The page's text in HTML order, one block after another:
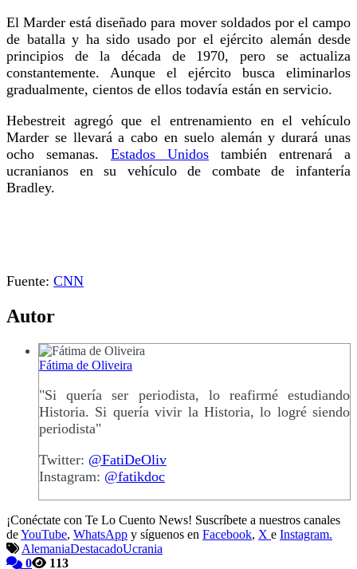
El Marder está diseñado para mover soldados por el campo
de batalla y ha sido usado por el ejército alemán desde
principios de la década de 1970, pero se actualiza
constantemente. Aunque el ejército busca eliminarlos
gradualmente, cientos de ellos todavía están en servicio.
Hebestreit agregó que el entrenamiento en el vehículo
Marder se llevará a cabo en suelo alemán y durará unas
ocho semanas. Estados Unidos también entrenará a
ucranianos en su vehículo de combate de infantería
Bradley.
Fuente: CNN
Autor
Fátima de Oliveira
"Si quería ser periodista, lo reafirmé estudiando
Historia. Si quería vivir la Historia, lo logré siendo
periodista"
Twitter: @FatiDeOliv
Instagram: @fatikdoc
¡Conéctate con Te Lo Cuento News! Suscríbete a nuestros canales
deYouTube, WhatsApp y síguenos en Facebook, X e Instagram.
AlemaniaDestacadoUcrania
0
113